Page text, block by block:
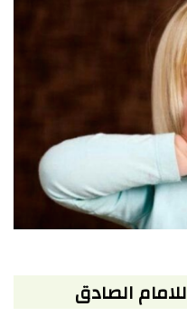
الصادق